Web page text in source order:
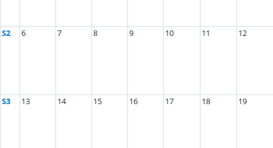
S2 6 7 8 9 10 11 12
S3 13 14 15 16 17 18 19